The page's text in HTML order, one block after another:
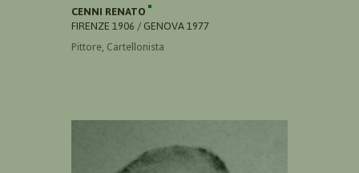
CENNI RENATO
FIRENZE 1906 / GENOVA 1977
Pittore, Cartellonista